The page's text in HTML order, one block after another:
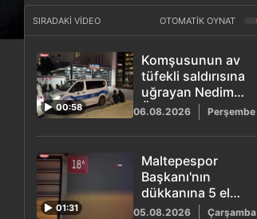
SIRADAKİ VİDEO OTOMATİK OYNAT
00:58
Komşusunun av
tüfekli saldırısına
uğrayan Nedim
Özbey hayatını
06.08.2026 Perşembe
01:31
Maltepespor
Başkanı'nın
dükkanına 5 el
ateş açıldı: 1 yaralı
05.08.2026 Çarşamba